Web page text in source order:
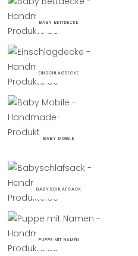
BABY BETTDECKE
EINSCHLAGDECKE
BABY MOBILE
BABYSCHLAFSACK
PUPPE MIT NAMEN